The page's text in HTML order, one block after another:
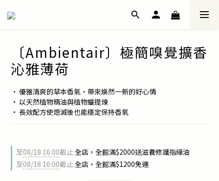
〔Ambientair〕極簡嗅覺擴香
沁雅薄荷
• 優雅清爽的草本香氣，帶來煥然一新的好心情
• 以天然植物精油與植物蠟提煉
• 長效配方使熄滅後也能穩定保持香氣
至08/18 16:00截止全店，全館滿$2000送滋養修護指緣油
至08/18 16:00截止全店，全館滿$1200免運